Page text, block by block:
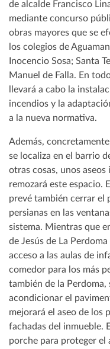
de alcalde Francisco
mediante concurso
obras mayores que se
los colegios de
Inocencio Sosa; Santa
Manuel de Falla. En
llevará a cabo la
incendios y la
a la nueva normativa.
Además,
se localiza en el barrio
otras cosas, unos
remozará este espacio.
prevé también cerrar el
persianas en las
sistema. Mientras que
de Jesús de La
acceso a las aulas de
comedor para los más
también de la
acondicionar el
mejorará el aseo de los
fachadas del inmueble.
porche para proteger el